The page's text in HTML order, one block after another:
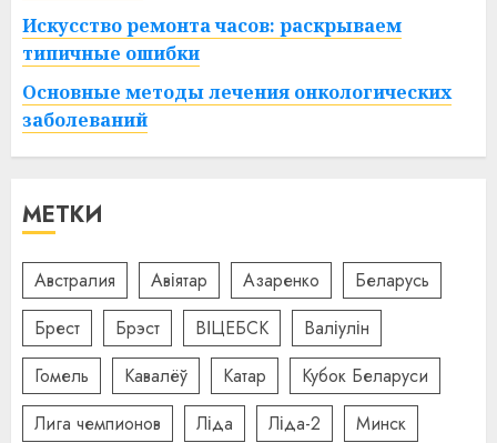
Искусство ремонта часов: раскрываем
типичные ошибки
Основные методы лечения онкологических
заболеваний
МЕТКИ
Австралия Авіятар Азаренко
Беларусь
Брест
Брэст ВІЦЕБСК
Валіулін
Гомель
Кавалёў Катар
Кубок Беларуси
Лига чемпионов
Ліда Ліда-2
Минск